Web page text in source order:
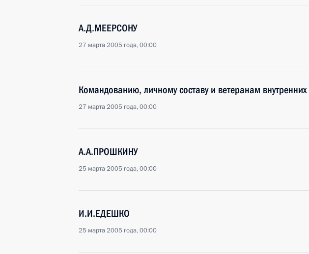
А.Д.МЕЕРСОНУ
27 марта 2005 года, 00:00
Командованию, личному составу и ветеранам
27 марта 2005 года, 00:00
А.А.ПРОШКИНУ
25 марта 2005 года, 00:00
И.И.ЕДЕШКО
25 марта 2005 года, 00:00